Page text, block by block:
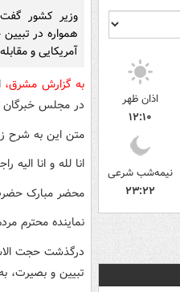
اذان ظهر
۱۲:۱۰
نیمه‌شب شرعی
۲۳:۲۲
وزیر کشور
همواره در
آمریکایی و
به گزارش مشرق،
در مجلس
متن این به شرح
انا لله و انا الیه
محضر مبارک
نماینده محترم
درگذشت حجت
تبیین و